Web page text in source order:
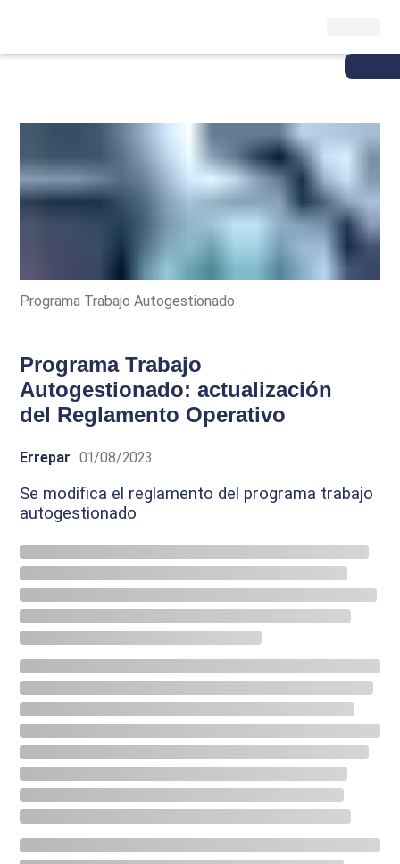
Programa Trabajo Autogestionado
Programa Trabajo
Autogestionado: actualización
del Reglamento Operativo
Errepar 01/08/2023
Se modifica el reglamento del programa trabajo
autogestionado